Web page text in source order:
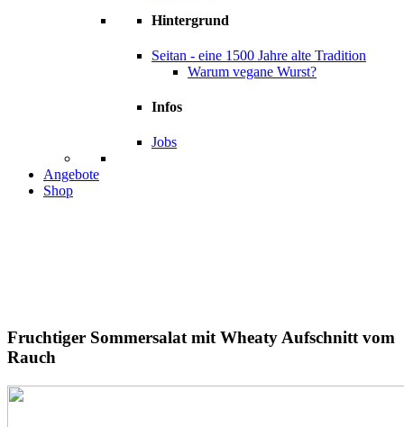
Hintergrund
Seitan - eine 1500 Jahre alte Tradition
Warum vegane Wurst?
Infos
Jobs
Angebote
Shop
Fruchtiger Sommersalatmit Wheaty Aufschnitt vom
Rauch